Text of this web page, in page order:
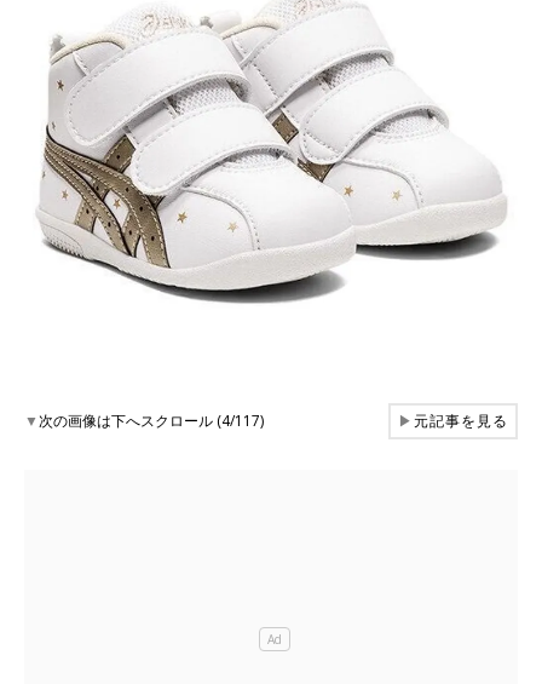
▼次の画像は下へスクロール (4/117) ▶元記事を見る